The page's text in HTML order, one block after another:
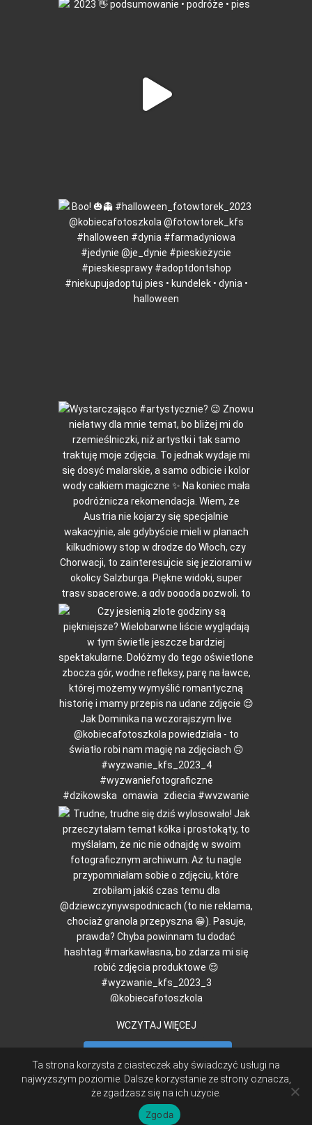
WCZYTAJ WIĘCEJ
© LUNCHOTEKA 2015 | CREATED BYMONIKA ROSA
TA STRONA UŻYWA PLIKÓW COOKIES. DALSZE KORZYSTANIE Z
Ta strona korzysta z ciasteczek aby świadczyć usługi na
najwyższym poziomie. Dalsze korzystanie ze strony oznacza,
że zgadzasz się na ich użycie.
Zgoda